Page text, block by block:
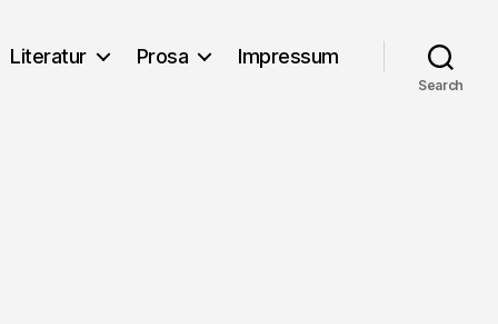
Literatur Prosa Impressum
Search